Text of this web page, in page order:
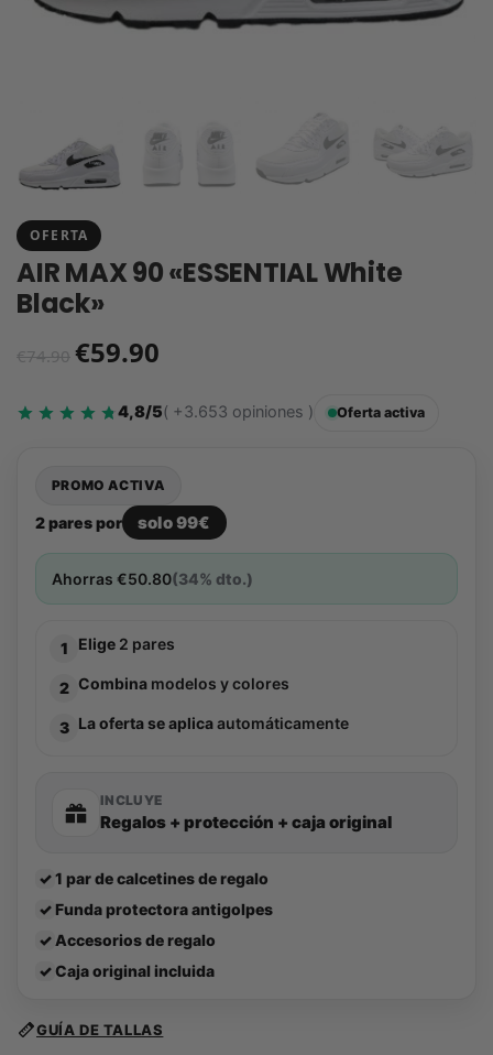
OFERTA
AIR MAX 90 «ESSENTIAL White
Black»
€74.90 €59.90
4,8/5( +3.653 opiniones ) Oferta activa
PROMO ACTIVA
2 pares por solo 99€
Ahorras €50.80(34% dto.)
1 Elige 2 pares
2 Combina modelos y colores
3 La oferta se aplicaautomáticamente
INCLUYE
Regalos + protección + caja original
✓1 par de calcetines de regalo
✓ Funda protectora antigolpes
✓ Accesorios de regalo
✓Caja original incluida
GUÍA DE TALLAS